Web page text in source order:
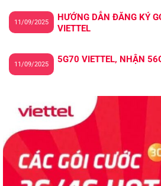
HƯỚNG DẪN ĐĂNG KÝ
VIETTEL
11/09/2025
5G70 VIETTEL, NHẬN
11/09/2025